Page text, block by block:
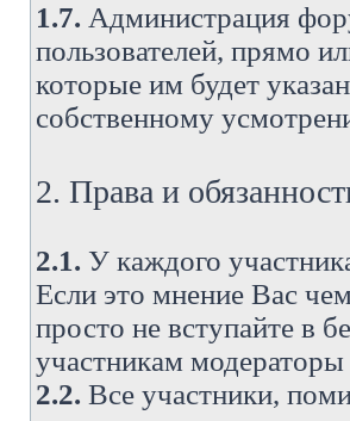
1.7. Администрация
пользователей, прямо
которые им будет
собственному
2. Права и
2.1. У каждого
Если это мнение Вас
просто не вступайте в
участникам
2.2. Все участники,